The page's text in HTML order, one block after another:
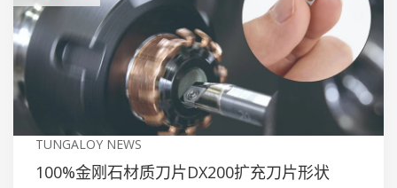
TUNGALOY NEWS
100%金刚石材质刀片DX200扩充刀片形状